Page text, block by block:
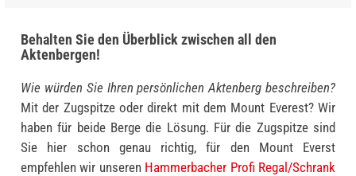
Behalten Sie den Überblick zwischen all den
Aktenbergen!
Wie würden Sie Ihren persönlichen Aktenberg beschreiben?
Mit der Zugspitze oder direkt mit dem Mount Everest? Wir
haben für beide Berge die Lösung. Für die Zugspitze sind
Sie hier schon genau richtig, für den Mount Everst
empfehlen wir unseren Hammerbacher Profi Regal/Schrank